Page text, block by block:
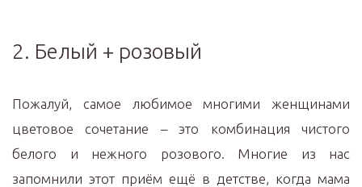
2. Белый + розовый
Пожалуй, самое любимое многими женщинами
цветовое сочетание – это комбинация чистого
белого и нежного розового. Многие из нас
запомнили этот приём ещё в детстве, когда мама